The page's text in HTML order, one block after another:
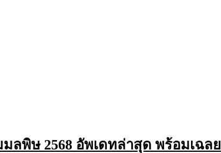
ลพิษ 2568 อัพเดทล่าสุด พร้อมเฉลย